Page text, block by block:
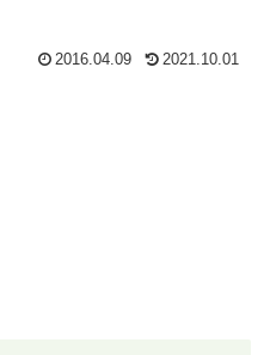
2016.04.09 2021.10.01